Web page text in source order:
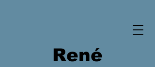
René